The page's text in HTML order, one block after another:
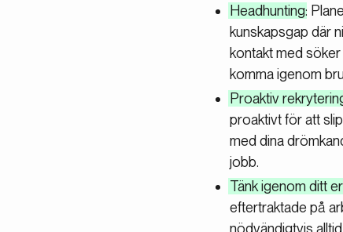
Headhunting:
kunskapsgap där
kontakt med
komma igenom
Proaktiv
proaktivt för att
med dina
jobb.
Tänk igenom ditt
eftertraktade på
nödvändigtvis